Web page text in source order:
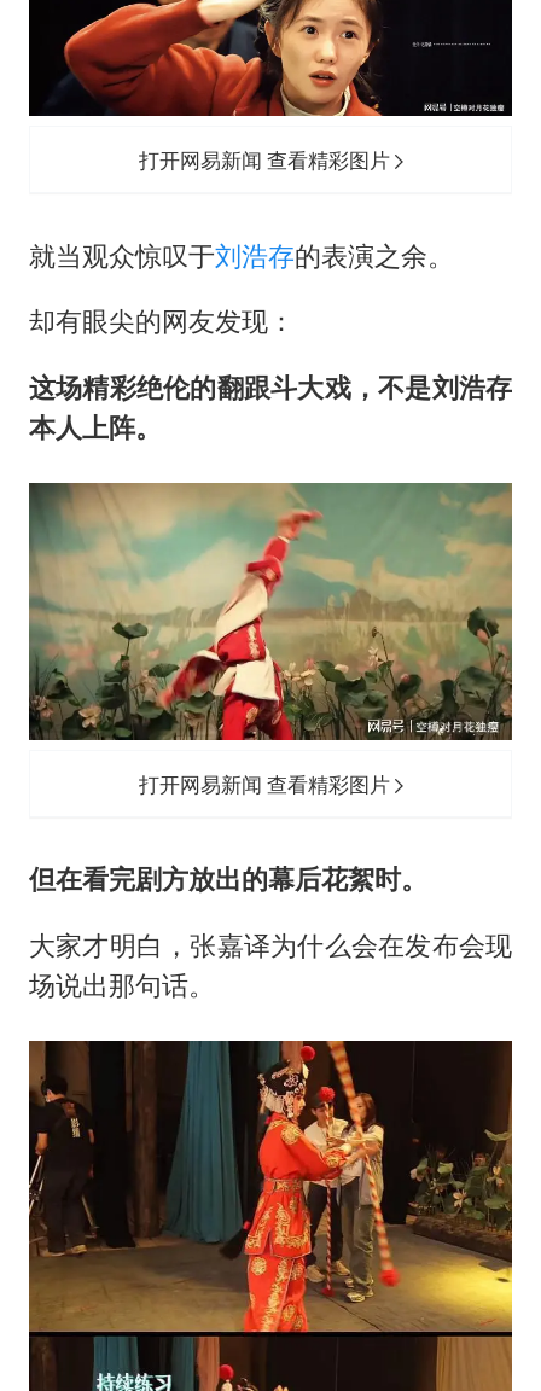
打开网易新闻 查看精彩图片
就当观众惊叹于刘浩存的表演之余。
却有眼尖的网友发现：
这场精彩绝伦的翻跟斗大戏，不是刘浩存
本人上阵。
打开网易新闻 查看精彩图片
但在看完剧方放出的幕后花絮时。
大家才明白，张嘉译为什么会在发布会现
场说出那句话。